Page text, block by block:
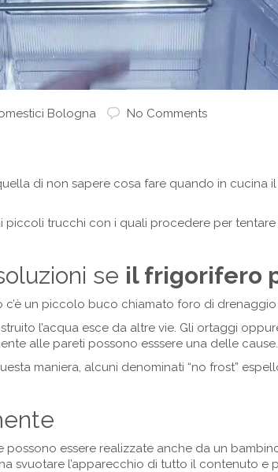
Bologna No Comments
di non sapere cosa fare quando in cucina il
piccoli trucchi con i quali procedere per
se il frigorifero
un piccolo buco chiamato foro di drenaggio
l’acqua esce da altre vie. Gli ortaggi
alle pareti possono esssere una delle cause.
maniera, alcuni denominati “no frost”
possono essere realizzate anche da un
svuotare l’apparecchio di tutto il contenuto e